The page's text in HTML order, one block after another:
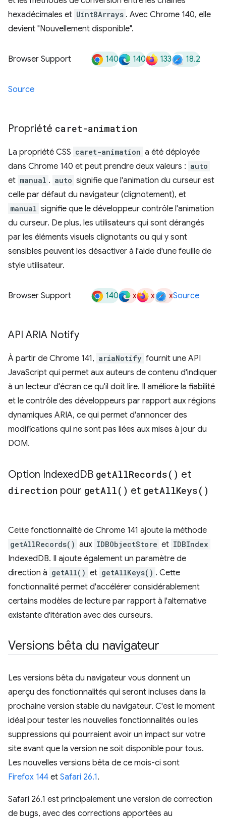
hexadécimales et Uint8Arrays . Avec Chrome 140, elle
devient "Nouvellement disponible".
Browser Support 140 140 133 18.2
Source
Propriété caret-animation
La propriété CSS caret-animation a été déployée
dans Chrome 140 et peut prendre deux valeurs : auto
et manual . auto signifie que l'animation du curseur est
celle par défaut du navigateur (clignotement), et
manual signifie que le développeur contrôle l'animation
du curseur. De plus, les utilisateurs qui sont dérangés
par les éléments visuels clignotants ou qui y sont
sensibles peuvent les désactiver à l'aide d'une feuille de
style utilisateur.
Browser Support 140 x x xSource
API ARIA Notify
À partir de Chrome 141, ariaNotify fournit une API
JavaScript qui permet aux auteurs de contenu d'indiquer
à un lecteur d'écran ce qu'il doit lire. Il améliore la fiabilité
et le contrôle des développeurs par rapport aux régions
dynamiques ARIA, ce qui permet d'annoncer des
modifications qui ne sont pas liées aux mises à jour du
DOM.
Option IndexedDB getAllRecords( ) et
direction pour getAll( ) et getAllKeys( )
Cette fonctionnalité de Chrome 141 ajoute la méthode
getAllRecords() aux IDBObjectStore et IDBIndex
IndexedDB. Il ajoute également un paramètre de
direction à getAll() et getAllKeys() . Cette
fonctionnalité permet d'accélérer considérablement
certains modèles de lecture par rapport à l'alternative
existante d'itération avec des curseurs.
Versions bêta du navigateur
Les versions bêta du navigateur vous donnent un
aperçu des fonctionnalités qui seront incluses dans la
prochaine version stable du navigateur. C'est le moment
idéal pour tester les nouvelles fonctionnalités ou les
suppressions qui pourraient avoir un impact sur votre
site avant que la version ne soit disponible pour tous.
Les nouvelles versions bêta de ce mois-ci sont
Firefox 144 et Safari 26.1.
Safari 26.1 est principalement une version de correction
de bugs, avec des corrections apportées au